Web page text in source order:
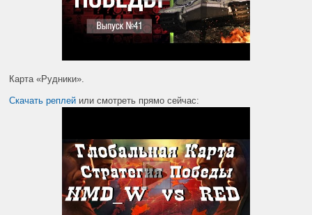
Карта «Рудники».
Скачать реплей или смотреть прямо сейчас: